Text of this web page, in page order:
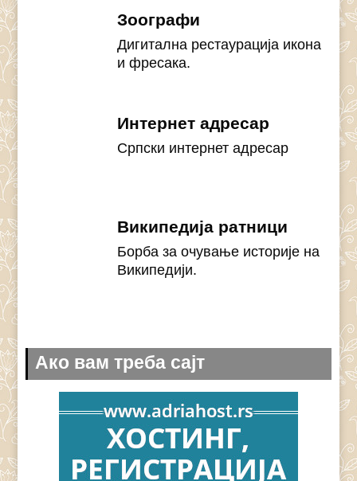
Зоографи
Дигитална рестаурација икона
и фресака.
Интернет адресар
Српски интернет адресар
Википедија ратници
Борба за очување историје на
Википедији.
Ако вам треба сајт